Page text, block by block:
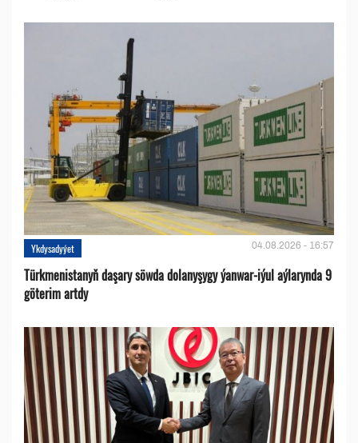
Ykdysadyýet 04.08.2026 - 16:57
Türkmenistanyň daşary söwda dolanyşygy ýanwar-iýul aýlarynda 9
göterim artdy